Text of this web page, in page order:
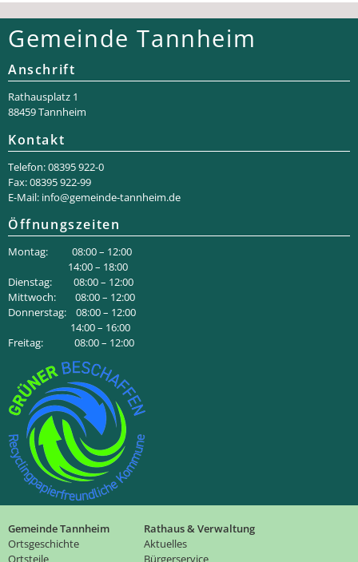
Gemeinde Tannheim
Anschrift
Rathaus­platz 1
88459 Tannheim
Kontakt
Telefon: 08395 922-0
Fax: 08395 922-99
E-Mail: info@gemeinde-tannheim.de
Öffnungszeiten
Montag: 08:00 – 12:00
14:00 – 18:00
Dienstag: 08:00 – 12:00
Mittwoch: 08:00 – 12:00
Donnerstag: 08:00 – 12:00
14:00 – 16:00
Freitag: 08:00 – 12:00
Gemeinde Tannheim
Ortsgeschichte
Ortsteile
Rathaus & Verwaltung
Aktuelles
Bürgerservice